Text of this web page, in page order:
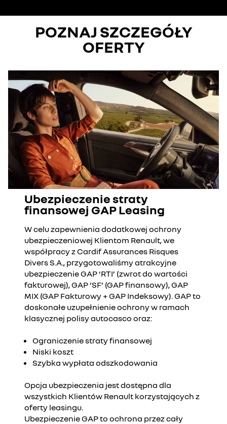
POZNAJ SZCZEGÓŁY
OFERTY
Ubezpieczenie straty
finansowej GAP Leasing
W celu zapewnienia dodatkowej ochrony
ubezpieczeniowej Klientom Renault, we
współpracy z Cardif Assurances Risques
Divers S.A., przygotowaliśmy atrakcyjne
ubezpieczenie GAP ‘RTI’ (zwrot do wartości
fakturowej), GAP ‘SF’ (GAP finansowy), GAP
MIX (GAP Fakturowy + GAP Indeksowy). GAP to
doskonałe uzupełnienie ochrony w ramach
klasycznej polisy autocasco oraz:
Ograniczenie straty finansowej
Niski koszt
Szybka wypłata odszkodowania
Opcja ubezpieczenia jest dostępna dla
wszystkich Klientów Renault korzystających z
oferty leasingu.
Ubezpieczenie GAP to ochrona przez cały